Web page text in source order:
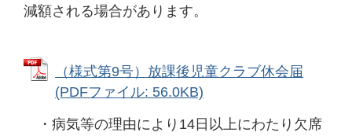
減額される場合があります。
（様式第9号）放課後児童クラブ休会届
(PDFファイル: 56.0KB)
・病気等の理由により14日以上にわたり欠席